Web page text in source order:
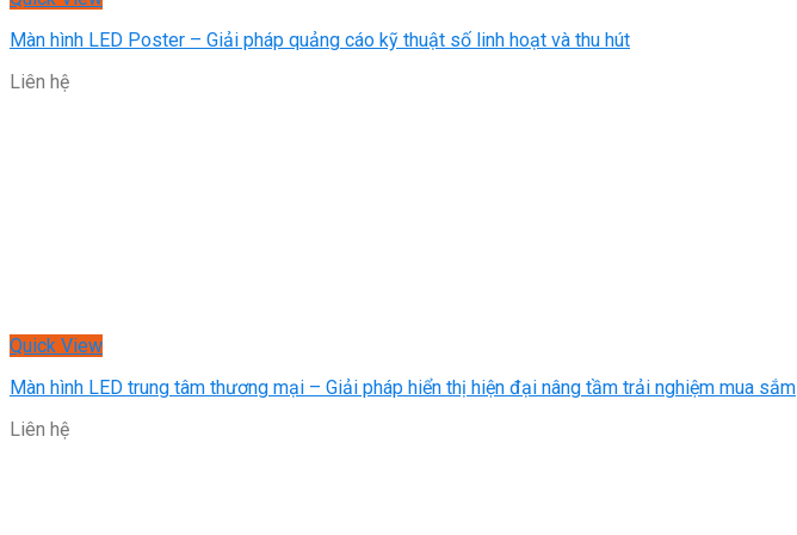
Màn hình LED Poster – Giải pháp quảng cáo kỹ thuật số linh hoạt và thu hút
Liên hệ
Quick View
Màn hình LED trung tâm thương mại – Giải pháp hiển thị hiện đại nâng tầm trải nghiệm mua sắm
Liên hệ